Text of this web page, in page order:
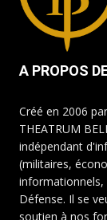
A PROPOS
Créé en 2006
THEATRUM
indépendant
(militaires,
informationnels,
Défense. Il se
soutien à nos